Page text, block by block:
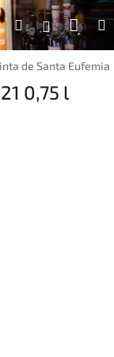
Hledat
de Santa Eufemia
0,75 l